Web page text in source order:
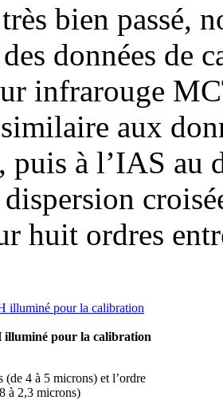
bien passé,
données de
infrarouge
aux
à l’IAS au
dispersion
huit ordres
illuminé pour la calibration
(de 4 à 5 microns) et l’ordre
à 2,3 microns)